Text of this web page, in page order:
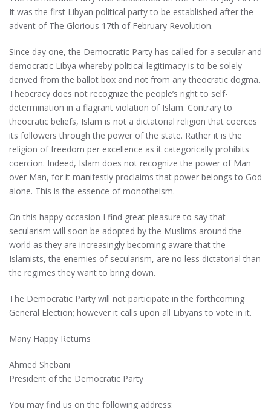
It was the first Libyan political party to be established after the
advent of The Glorious 17th of February Revolution.
Since day one, the Democratic Party has called for a secular and
democratic Libya whereby political legitimacy is to be solely
derived from the ballot box and not from any theocratic dogma.
Theocracy does not recognize the people’s right to self-
determination in a flagrant violation of Islam. Contrary to
theocratic beliefs, Islam is not a dictatorial religion that coerces
its followers through the power of the state. Rather it is the
religion of freedom per excellence as it categorically prohibits
coercion. Indeed, Islam does not recognize the power of Man
over Man, for it manifestly proclaims that power belongs to God
alone. This is the essence of monotheism.
On this happy occasion I find great pleasure to say that
secularism will soon be adopted by the Muslims around the
world as they are increasingly becoming aware that the
Islamists, the enemies of secularism, are no less dictatorial than
the regimes they want to bring down.
The Democratic Party will not participate in the forthcoming
General Election; however it calls upon all Libyans to vote in it.
Many Happy Returns
Ahmed Shebani
President of the Democratic Party
You may find us on the following address: